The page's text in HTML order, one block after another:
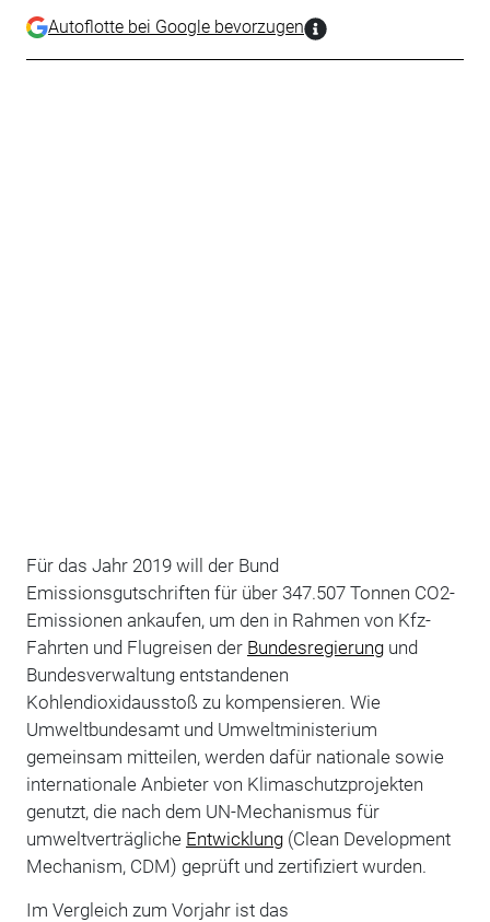
Autoflotte bei Google bevorzugen
Für das Jahr 2019 will der Bund
Emissionsgutschriften für über 347.507 Tonnen CO2-
Emissionen ankaufen, um den in Rahmen von Kfz-
Fahrten und Flugreisen der Bundesregierungund
Bundesverwaltung entstandenen
Kohlendioxidausstoß zu kompensieren. Wie
Umweltbundesamt und Umweltministerium
gemeinsam mitteilen, werden dafür nationale sowie
internationale Anbieter von Klimaschutzprojekten
genutzt, die nach dem UN-Mechanismus für
umweltverträgliche Entwicklung(Clean Development
Mechanism, CDM) geprüft und zertifiziert wurden.
Im Vergleich zum Vorjahr ist das